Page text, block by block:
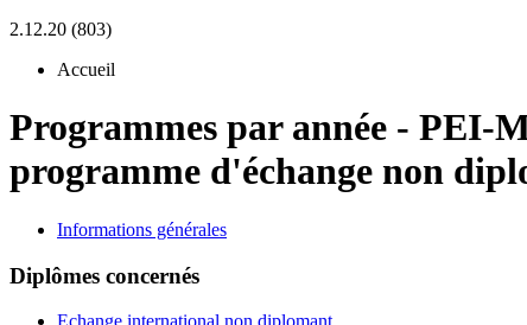
2.12.20 (803)
Accueil
Programmes par année - PEI-
programme d'échange non
Informations générales
Diplômes concernés